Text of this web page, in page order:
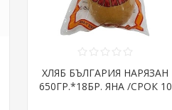
ХЛЯБ БЪЛГАРИЯ НАРЯЗАН
650ГР.*18БР. ЯНА /СРОК 10